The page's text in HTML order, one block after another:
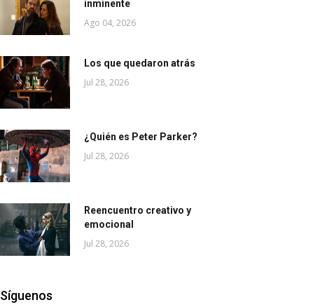
inminente
Ago 04, 2026
Los que quedaron atrás
Jul 28, 2026
¿Quién es Peter Parker?
Jul 28, 2026
Reencuentro creativo y
emocional
Jul 28, 2026
Síguenos